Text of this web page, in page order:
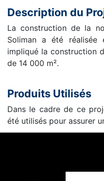
Description du
La construction de la
Soliman a été
impliqué la construction
de 14 000 m².
Produits Utilisés
Dans le cadre de ce
été utilisés pour assurer